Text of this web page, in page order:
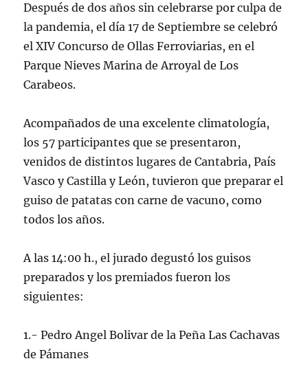
Después de dos años sin celebrarse por culpa de
la pandemia, el día 17 de Septiembre se celebró
el XIV Concurso de Ollas Ferroviarias, en el
Parque Nieves Marina de Arroyal de Los
Carabeos.
Acompañados de una excelente climatología,
los 57 participantes que se presentaron,
venidos de distintos lugares de Cantabria, País
Vasco y Castilla y León, tuvieron que preparar el
guiso de patatas con carne de vacuno, como
todos los años.
A las 14:00 h., el jurado degustó los guisos
preparados y los premiados fueron los
siguientes:
1.- Pedro Angel Bolivar de la Peña Las Cachavas
de Pámanes